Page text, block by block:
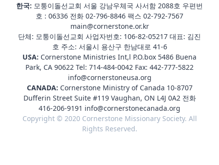
한국: 모퉁이돌선교회 서울 강남우체국 사서함 2088호 우편번
호 : 06336 전화 02-796-8846 팩스 02-792-7567
main@cornerstone.or.kr
단체: 모퉁이돌선교회 사업자번호: 106-82-05217 대표: 김진
호 주소: 서울시 용산구 한남대로 41-6
USA: Cornerstone Ministries Int,l P.O.box 5486 Buena
Park, CA 90622 Tel: 714-484-0042 Fax: 442-777-5822
info@cornerstoneusa.org
CANADA: Cornerstone Ministry of Canada 10-8707
Dufferin Street Suite #119 Vaughan, ON L4J 0A2 전화
416-206-9191 info@cornerstonecanada.org
Copyright © 2020 Cornerstone Missionary Society. All
Rights Reserved.